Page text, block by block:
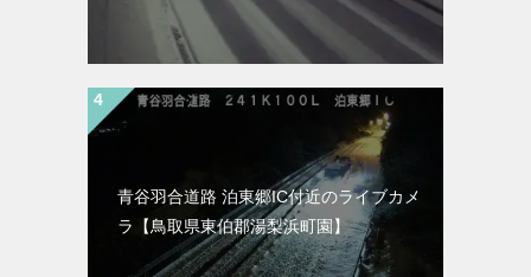
青谷羽合道路 泊東郷IC付近のライブカメ
ラ【鳥取県東伯郡湯梨浜町園】